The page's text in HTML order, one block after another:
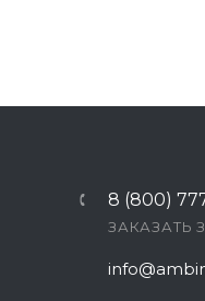
8 (800)
ЗАКАЗАТЬ